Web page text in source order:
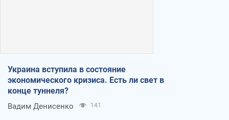
Украина вступила в состояние
экономического кризиса. Есть ли свет в
конце туннеля?
Вадим Денисенко 141